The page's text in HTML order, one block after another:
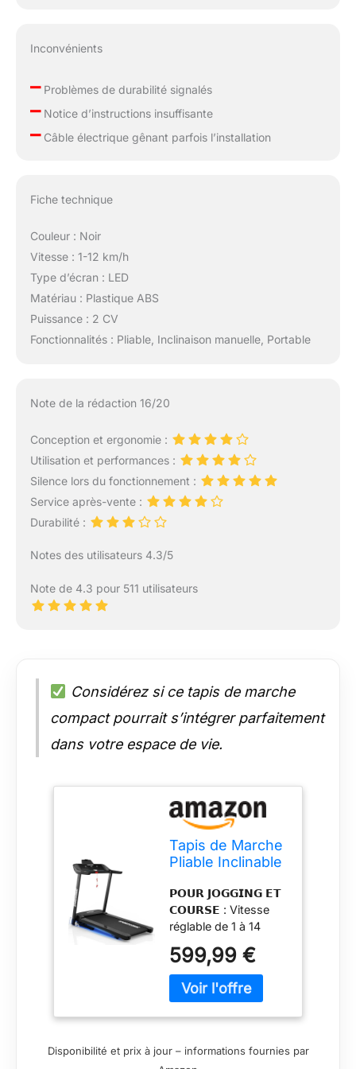
Inconvénients
–Problèmes de durabilité signalés
–Notice d’instructions insuffisante
–Câble électrique gênant parfois l’installation
Fiche technique
Couleur : Noir
Vitesse : 1-12 km/h
Type d’écran : LED
Matériau : Plastique ABS
Puissance : 2 CV
Fonctionnalités : Pliable, Inclinaison manuelle, Portable
Note de la rédaction 16/20
Conception et ergonomie :
Utilisation et performances :
Silence lors du fonctionnement :
Service après-vente :
Durabilité :
Notes des utilisateurs 4.3/5
Note de 4.3 pour 511 utilisateurs
Considérez si ce tapis de marche
compact pourrait s’intégrer parfaitement
dans votre espace de vie.
Tapis de Marche
Pliable Inclinable
Course
Silencieux avec
Télécommande –
Walking Pad
Compact pour
Sport à la Maison
& Bureau
𝗣𝗢𝗨𝗥 𝗝𝗢𝗚𝗚𝗜𝗡𝗚 𝗘𝗧
𝗖𝗢𝗨𝗥𝗦𝗘 : Vitesse
réglable de 1 à 14
de course de 120 ×
42 cm pour une
stabilité optimale.
déplace aisément
599,99 €
Disponibilité et prix à jour – informations fournies par